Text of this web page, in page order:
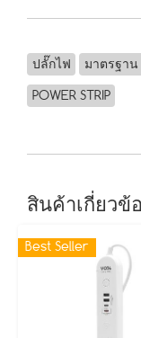
ปลั๊กไฟ มาตรฐาน
POWER STRIP
สินค้าเกี่ยวข้
Best Seller